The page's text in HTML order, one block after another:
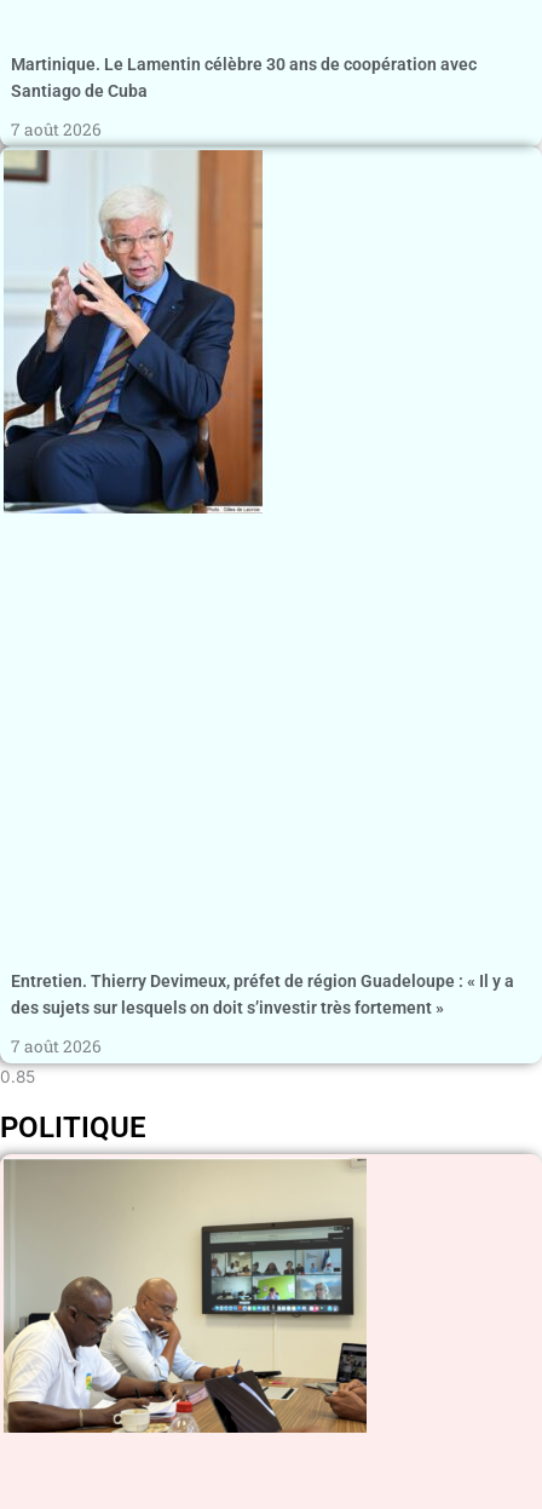
Martinique. Le Lamentin célèbre 30 ans de coopération avec
Santiago de Cuba
7 août 2026
Entretien. Thierry Devimeux, préfet de région Guadeloupe : « Il y a
des sujets sur lesquels on doit s’investir très fortement »
7 août 2026
POLITIQUE